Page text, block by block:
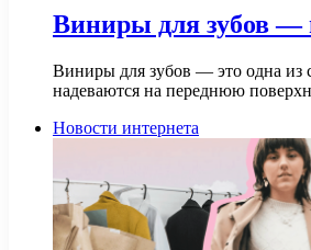
Виниры для зубов —
Виниры для зубов — это одна из
надеваются на переднюю
Новости интернета